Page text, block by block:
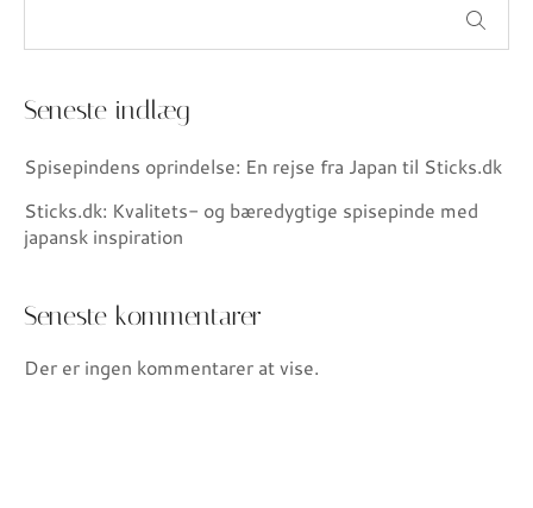
Seneste indlæg
Spisepindens oprindelse: En rejse fra Japan til Sticks.dk
Sticks.dk: Kvalitets- og bæredygtige spisepinde med
japansk inspiration
Seneste kommentarer
Der er ingen kommentarer at vise.